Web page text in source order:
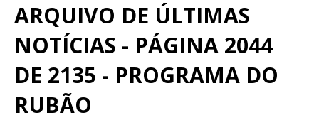
ARQUIVO DE ÚLTIMAS
NOTÍCIAS - PÁGINA 2044
DE 2135 - PROGRAMA DO
RUBÃO